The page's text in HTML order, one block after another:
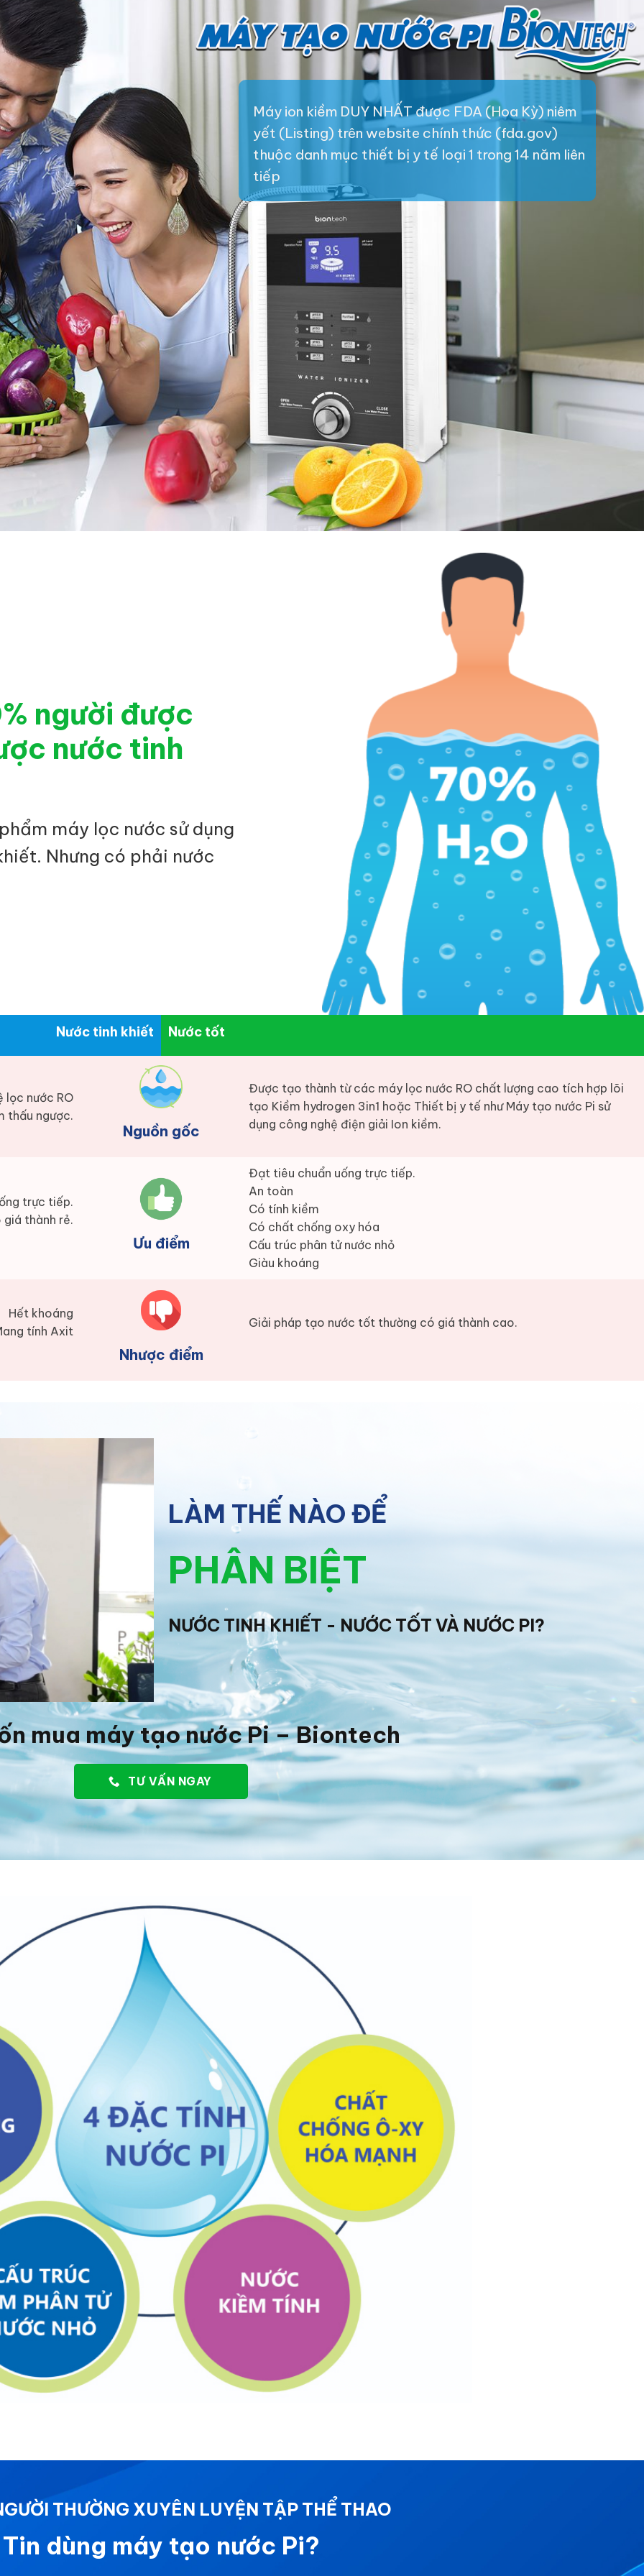
Máy ion kiềm DUY NHẤT được FDA (Hoa Kỳ) niêm
yết (Listing) trên website chính thức (fda.gov)
thuộc danh mục thiết bị y tế loại 1 trong 14 năm liên
tiếp
người được
nước tinh
máy lọc nước sử dụng
Nhưng có phải nước
Nước tinh khiết Nước tốt
lọc nước RO
thấu ngược.
Nguồn gốc
Được tạo thành từ các máy lọc nước RO chất lượng cao tích hợp lõi
tạo Kiềm hydrogen 3in1 hoặc Thiết bị y tế như Máy tạo nước Pi sử
dụng công nghệ điện giải Ion kiềm.
trực tiếp.
thành rẻ.
Ưu điểm
Đạt tiêu chuẩn uống trực tiếp.
An toàn
Có tính kiềm
Có chất chống oxy hóa
Cấu trúc phân tử nước nhỏ
Giàu khoáng
Hết khoáng
tính Axit
Nhược điểm
Giải pháp tạo nước tốt thường có giá thành cao.
LÀM THẾ NÀO ĐỂ
PHÂN BIỆT
NƯỚC TINH KHIẾT - NƯỚC TỐT VÀ NƯỚC PI?
mua máy tạo nước Pi – Biontech
TƯ VẤN NGAY
THƯỜNG XUYÊN LUYỆN TẬP THỂ THAO
Tin dùng máy tạo nước Pi?